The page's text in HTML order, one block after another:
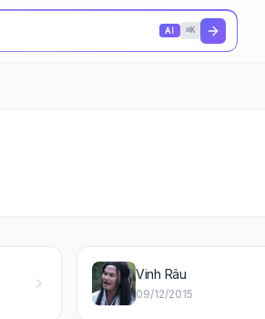
AI ⌘K
Vinh Râu
09/12/2015